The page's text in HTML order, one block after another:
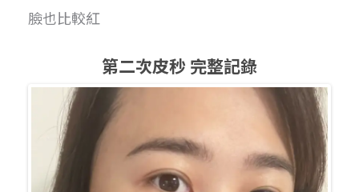
臉也比較紅
第二次皮秒 完整記錄